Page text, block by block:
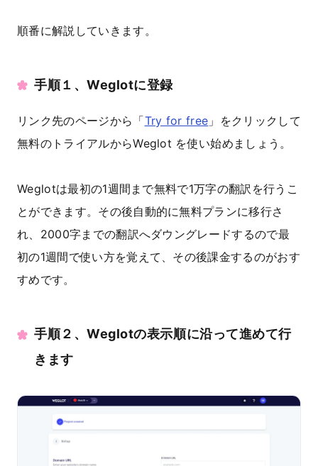
順番に解説していきます。
手順１、Weglotに登録
リンク先のページから「Try for free 」をクリックして
無料のトライアルからWeglot を使い始めましょう。
Weglotは最初の1週間まで無料で1万字の翻訳を行うこ
とができます。その後自動的に無料プランに移行さ
れ、2000字までの翻訳へダウングレードするので最
初の1週間で使い方を覚えて、その後課金するのがおす
すめです。
手順２、Weglotの表示順に沿って進めて行
きます